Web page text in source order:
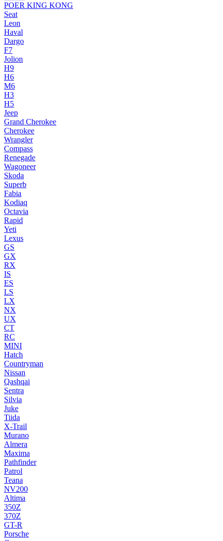
POER KING KONG
Seat
Leon
Haval
Dargo
F7
Jolion
H9
H6
M6
H3
H5
Jeep
Grand Cherokee
Cherokee
Wrangler
Compass
Renegade
Wagoneer
Skoda
Superb
Fabia
Kodiaq
Octavia
Rapid
Yeti
Lexus
GS
GX
RX
IS
ES
LS
LX
NX
UX
CT
RC
MINI
Hatch
Countryman
Nissan
Qashqai
Sentra
Silvia
Juke
Tiida
X-Trail
Murano
Almera
Maxima
Pathfinder
Patrol
Teana
NV200
Altima
350Z
370Z
GT-R
Porsche